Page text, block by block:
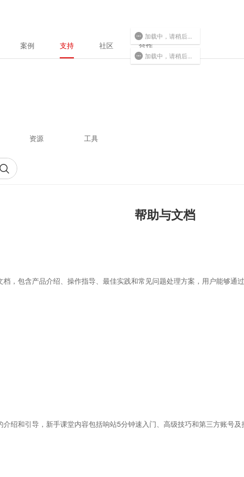
案例 支持 社区 合作
资源 工具
搜索
帮助与文档
，包含产品介绍、操作指导、最佳实践和常见问题处理方案，用户能够
绍和引导，新手课堂内容包括响站5分钟速入门、高级技巧和第三方账号
加载中，请稍后...
加载中，请稍后...